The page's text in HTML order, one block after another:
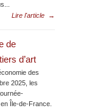
Lire l'article
→
de
d’art
des
2025, les
Île-de-France.